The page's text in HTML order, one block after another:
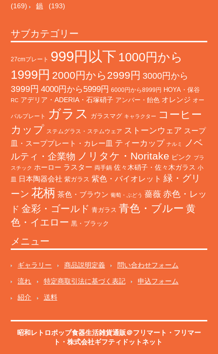
(169) 鍋 (193)
サブカテゴリー
27cmプレート 999円以下 1000円から
1999円 2000円から2999円 3000円から
3999円 4000円から5999円 6000円から8999円 HOYA・保谷
RC アデリア・ADERIA・石塚硝子 アンバー・飴色 オレンジ オー
バルプレート ガラス ガラスマグ キャラクター
コーヒー
カップ ステムグラス・ステムウェア ストーンウェア スープ
皿・スーププレート・カレー皿 ティーカップ ナルミ
ノベ
ルティ・企業物 ノリタケ・Noritake ピンク プラ
スチック ホーロー ラスター 両手鍋 佐々木硝子・佐々木ガラス 小
皿
日本陶器会社 紫ガラス 紫色・バイオレット 緑・グリ
ーン 花柄 茶色・ブラウン 葡萄・ぶどう 薔薇 赤色・レッ
ド 金彩・ゴールド 青ガラス 青色・ブルー 黄
色・イエロー 黒・ブラック
メニュー
ギャラリー 商品説明定義 問い合わせフォーム
流れ 特定商取引法に基づく表記 申込フォーム
紹介 送料
昭和レトロポップ食器生活雑貨通販＠フリマート ・ フリマー
ト ・株式会社ギフティドットネット